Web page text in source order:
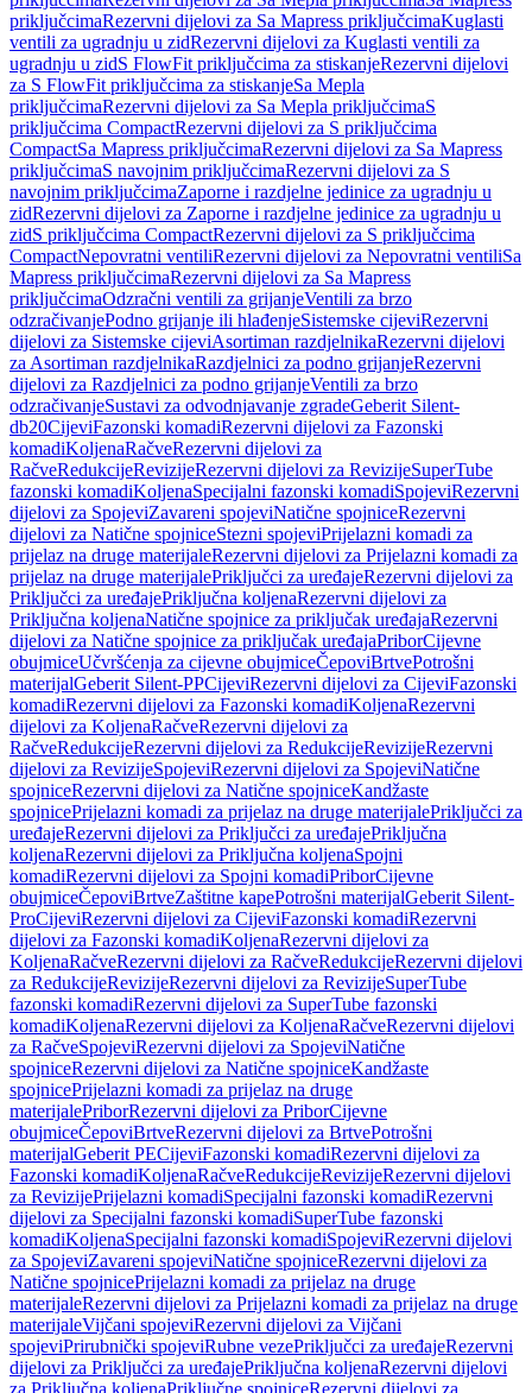
priključcimaRezervni dijelovi za Sa Mapress priključcimaKuglasti
ventili za ugradnju u zidRezervni dijelovi za Kuglasti ventili za
ugradnju u zidS FlowFit priključcima za stiskanjeRezervni dijelovi
za S FlowFit priključcima za stiskanjeSa Mepla
priključcimaRezervni dijelovi za Sa Mepla priključcimaS
priključcima CompactRezervni dijelovi za S priključcima
CompactSa Mapress priključcimaRezervni dijelovi za Sa Mapress
priključcimaS navojnim priključcimaRezervni dijelovi za S
navojnim priključcimaZaporne i razdjelne jedinice za ugradnju u
zidRezervni dijelovi za Zaporne i razdjelne jedinice za ugradnju u
zidS priključcima CompactRezervni dijelovi za S priključcima
CompactNepovratni ventiliRezervni dijelovi za Nepovratni ventiliSa
Mapress priključcimaRezervni dijelovi za Sa Mapress
priključcimaOdzračni ventili za grijanjeVentili za brzo
odzračivanjePodno grijanje ili hlađenjeSistemske cijeviRezervni
dijelovi za Sistemske cijeviAsortiman razdjelnikaRezervni dijelovi
za Asortiman razdjelnikaRazdjelnici za podno grijanjeRezervni
dijelovi za Razdjelnici za podno grijanjeVentili za brzo
odzračivanjeSustavi za odvodnjavanje zgradeGeberit Silent-
db20CijeviFazonski komadiRezervni dijelovi za Fazonski
komadiKoljenaRačveRezervni dijelovi za
RačveRedukcijeRevizijeRezervni dijelovi za RevizijeSuperTube
fazonski komadiKoljenaSpecijalni fazonski komadiSpojeviRezervni
dijelovi za SpojeviZavareni spojeviNatične spojniceRezervni
dijelovi za Natične spojniceStezni spojeviPrijelazni komadi za
prijelaz na druge materijaleRezervni dijelovi za Prijelazni komadi za
prijelaz na druge materijalePriključci za uređajeRezervni dijelovi za
Priključci za uređajePriključna koljenaRezervni dijelovi za
Priključna koljenaNatične spojnice za priključak uređajaRezervni
dijelovi za Natične spojnice za priključak uređajaPriborCijevne
obujmiceUčvršćenja za cijevne obujmiceČepoviBrtvePotrošni
materijalGeberit Silent-PPCijeviRezervni dijelovi za CijeviFazonski
komadiRezervni dijelovi za Fazonski komadiKoljenaRezervni
dijelovi za KoljenaRačveRezervni dijelovi za
RačveRedukcijeRezervni dijelovi za RedukcijeRevizijeRezervni
dijelovi za RevizijeSpojeviRezervni dijelovi za SpojeviNatične
spojniceRezervni dijelovi za Natične spojniceKandžaste
spojnicePrijelazni komadi za prijelaz na druge materijalePriključci za
uređajeRezervni dijelovi za Priključci za uređajePriključna
koljenaRezervni dijelovi za Priključna koljenaSpojni
komadiRezervni dijelovi za Spojni komadiPriborCijevne
obujmiceČepoviBrtveZaštitne kapePotrošni materijalGeberit Silent-
ProCijeviRezervni dijelovi za CijeviFazonski komadiRezervni
dijelovi za Fazonski komadiKoljenaRezervni dijelovi za
KoljenaRačveRezervni dijelovi za RačveRedukcijeRezervni dijelovi
za RedukcijeRevizijeRezervni dijelovi za RevizijeSuperTube
fazonski komadiRezervni dijelovi za SuperTube fazonski
komadiKoljenaRezervni dijelovi za KoljenaRačveRezervni dijelovi
za RačveSpojeviRezervni dijelovi za SpojeviNatične
spojniceRezervni dijelovi za Natične spojniceKandžaste
spojnicePrijelazni komadi za prijelaz na druge
materijalePriborRezervni dijelovi za PriborCijevne
obujmiceČepoviBrtveRezervni dijelovi za BrtvePotrošni
materijalGeberit PECijeviFazonski komadiRezervni dijelovi za
Fazonski komadiKoljenaRačveRedukcijeRevizijeRezervni dijelovi
za RevizijePrijelazni komadiSpecijalni fazonski komadiRezervni
dijelovi za Specijalni fazonski komadiSuperTube fazonski
komadiKoljenaSpecijalni fazonski komadiSpojeviRezervni dijelovi
za SpojeviZavareni spojeviNatične spojniceRezervni dijelovi za
Natične spojnicePrijelazni komadi za prijelaz na druge
materijaleRezervni dijelovi za Prijelazni komadi za prijelaz na druge
materijaleVijčani spojeviRezervni dijelovi za Vijčani
spojeviPrirubnički spojeviRubne vezePriključci za uređajeRezervni
dijelovi za Priključci za uređajePriključna koljenaRezervni dijelovi
za Priključna koljenaPriključne spojniceRezervni dijelovi za